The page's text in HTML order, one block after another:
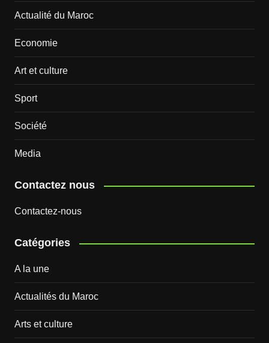
Actualité du Maroc
Economie
Art et culture
Sport
Société
Media
Contactez nous
Contactez-nous
Catégories
A la une
Actualités du Maroc
Arts et culture